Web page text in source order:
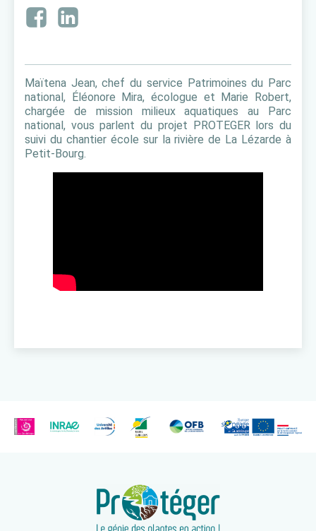
Maïtena Jean, chef du service Patrimoines du Parc
national, Éléonore Mira, écologue et Marie Robert,
chargée de mission milieux aquatiques au Parc
national, vous parlent du projet PROTEGER lors du
suivi du chantier école sur la rivière de La Lézarde à
Petit-Bourg.